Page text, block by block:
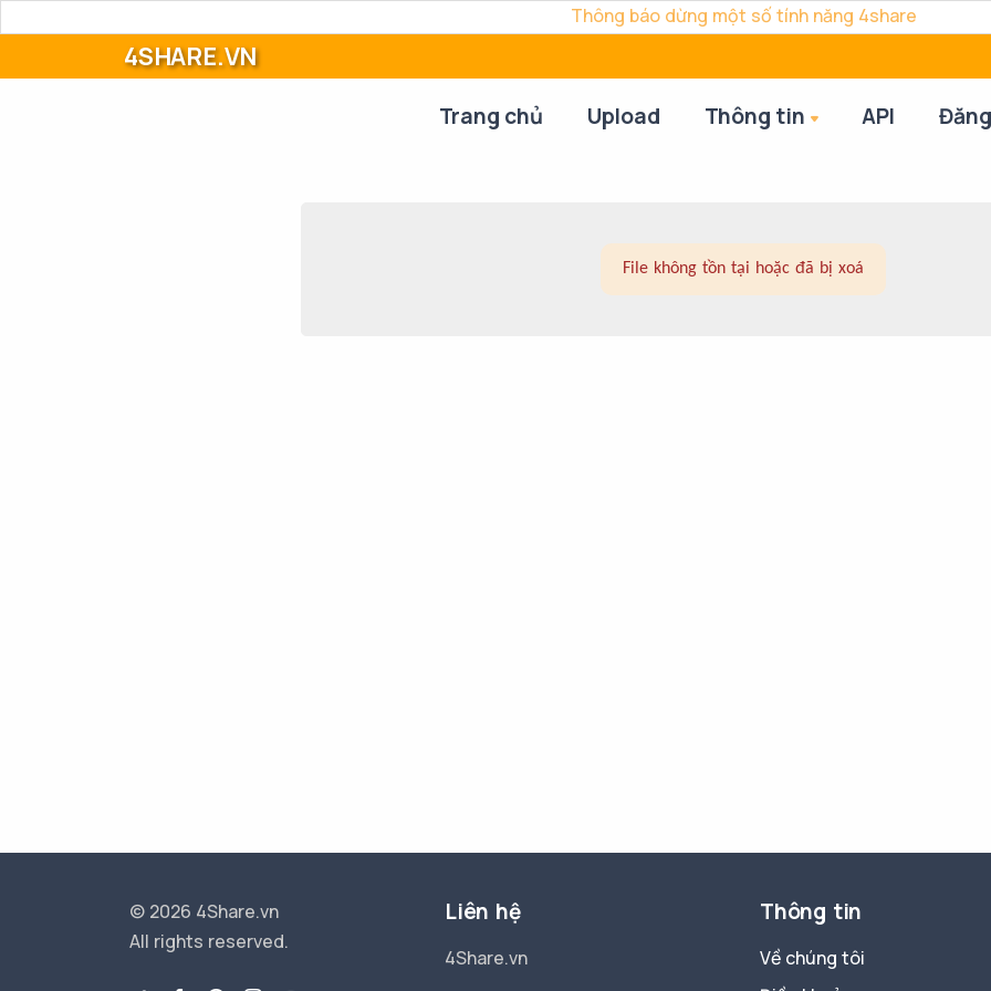
Thông báo dừng một số tính năng 4share
4SHARE.VN
Trang chủ Upload Thông tin API
File không tồn tại hoặc đã bị xoá
© 2026 4Share.vn
All rights reserved.
Liên hệ
4Share.vn
Thông tin
Về chúng tôi